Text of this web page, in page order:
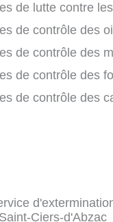
de lutte contre
de contrôle des
de contrôle des
de contrôle des
de contrôle des
Ciers-d'Abzac